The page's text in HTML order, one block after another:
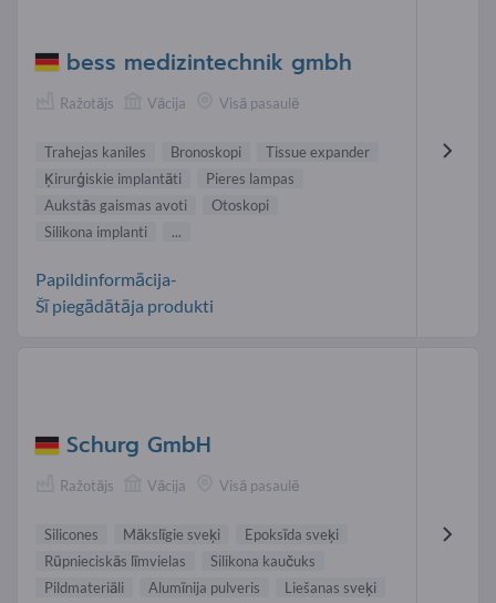
bess medizintechnik gmbh
Ražotājs Vācija Visā pasaulē
Trahejas kaniles Bronoskopi
Tissue expander
Ķirurģiskie implantāti
Pieres lampas
Aukstās gaismas avoti
Otoskopi
Silikona implanti
...
Papildinformācija-
Šī piegādātāja produkti
Schurg GmbH
Ražotājs Vācija Visā pasaulē
Silicones Mākslīgie sveķi
Epoksīda sveķi
Rūpnieciskās līmvielas
Silikona kaučuks
Pildmateriāli
Alumīnija pulveris
Liešanas sveķi